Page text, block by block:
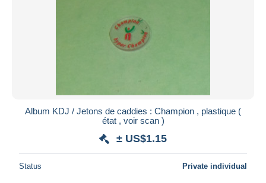
Album KDJ / Jetons de caddies : Champion , plastique (
état , voir scan )
± US$1.15
Status Private individual